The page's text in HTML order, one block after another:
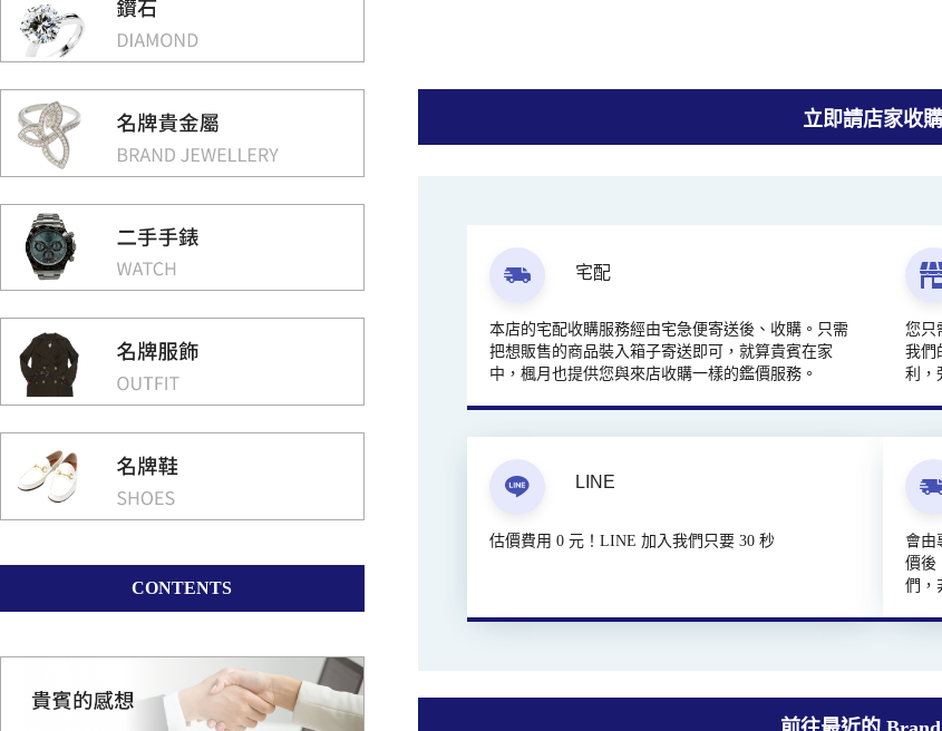
立即請店家收購
宅配
本店的宅配收購服務經由宅急便寄送後、收購。只需
把想販售的商品裝入箱子寄送即可，就算貴賓在家
中，楓月也提供您與來店收購一樣的鑑價服務。
您只
我們
利，
LINE
估價費用 0 元！LINE 加入我們只要 30 秒
會由
價後
們，
CONTENTS